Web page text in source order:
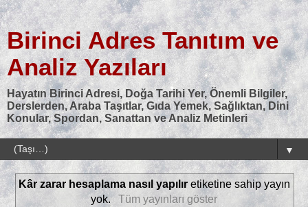
Birinci Adres Tanıtım ve
Analiz Yazıları
Hayatın Birinci Adresi, Doğa Tarihi Yer, Önemli Bilgiler,
Derslerden, Araba Taşıtlar, Gıda Yemek, Sağlıktan, Dini
Konular, Spordan, Sanattan ve Analiz Metinleri
▼
Kâr zarar hesaplama nasıl yapılıretiketine sahip yayın
yok. Tüm yayınları göster